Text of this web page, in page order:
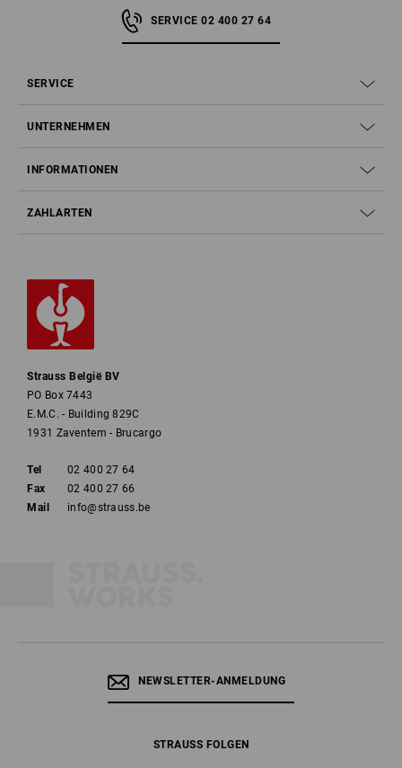
SERVICE 02 400 27 64
SERVICE
UNTERNEHMEN
INFORMATIONEN
ZAHLARTEN
Strauss België BV
PO Box 7443
E.M.C. - Building 829C
1931 Zaventem - Brucargo
Tel
02 400 27 64
Fax
02 400 27 66
Mail
info@strauss.be
NEWSLETTER-ANMELDUNG
STRAUSS FOLGEN